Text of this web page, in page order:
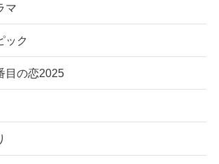
マ
ック
目の恋2025